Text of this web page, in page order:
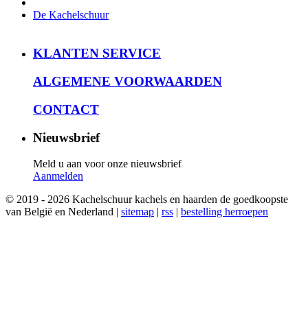
De Kachelschuur
KLANTEN SERVICE
ALGEMENE VOORWAARDEN
CONTACT
Nieuwsbrief
Meld u aan voor onze nieuwsbrief
Aanmelden
© 2019 - 2026 Kachelschuur kachels en haarden de goedkoopste
van België en Nederland | sitemap | rss | bestelling herroepen